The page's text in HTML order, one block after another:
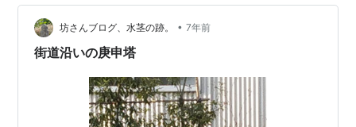
天、瑞雲、三叉戟、矢、宝輪、弓、二鶏、一邪鬼、三
猿） 銘文の「三尸之毒虫」から分かる通り、三尸説を反
映した庚申塔です。都内での報告例は数に限りがありま
坊さんブログ、水茎の跡。 • 7年前
街道沿いの庚申塔